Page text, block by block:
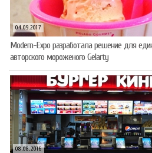
04.09.2017
Modern-Expo разработала решение для
авторского мороженого Gelarty
08.08.2016